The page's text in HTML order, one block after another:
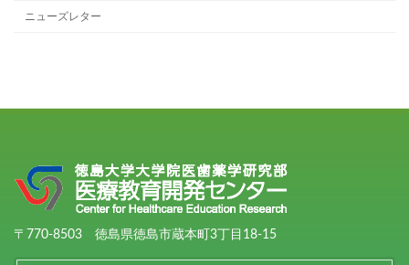
ニューズレター
〒770-8503 徳島県徳島市蔵本町3丁目18-15